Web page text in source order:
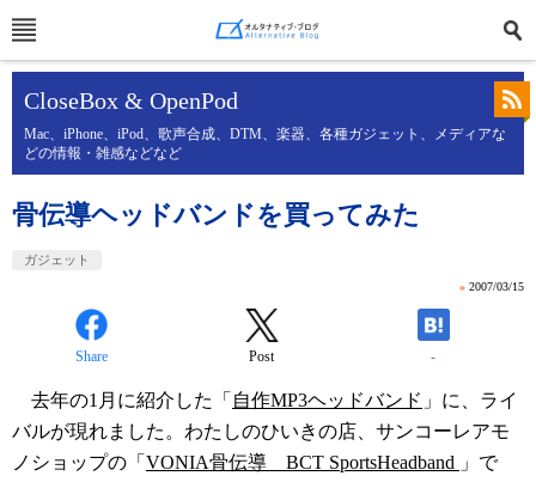
CloseBox & OpenPod
Mac、iPhone、iPod、歌声合成、DTM、楽器、各種ガジェット、メディアな
どの情報・雑感などなど
骨伝導ヘッドバンドを買ってみた
ガジェット
» 2007/03/15
Share Post -
去年の1月に紹介した「 自作MP3ヘッドバンド 」に、ライ
バルが現れました。わたしのひいきの店、サンコーレアモ
ノショップの「 VONIA骨伝導 BCT SportsHeadband 」で